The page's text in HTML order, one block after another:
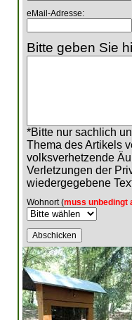
eMail-Adresse:
Bitte geben Sie
*Bitte nur sachlich
Thema des Artikels
volksverhetzende
Verletzungen der
wiedergegebene
Wohnort (muss unbedingt